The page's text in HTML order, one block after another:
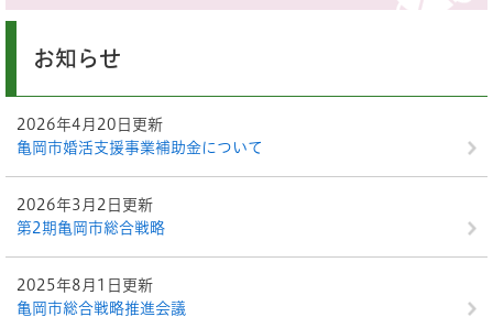
お知らせ
2026年4月20日更新
亀岡市婚活支援事業補助金について
2026年3月2日更新
第2期亀岡市総合戦略
2025年8月1日更新
亀岡市総合戦略推進会議